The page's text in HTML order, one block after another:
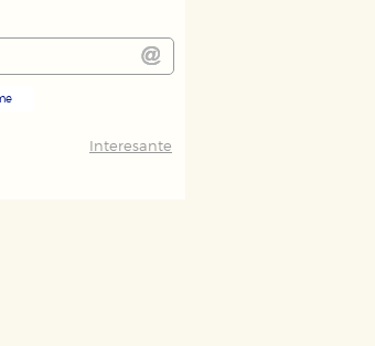
Interesante
Es posible